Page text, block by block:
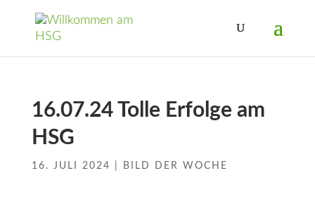
16.07.24 Tolle Erfolge am
HSG
16. JULI 2024 BILD DER WOCHE